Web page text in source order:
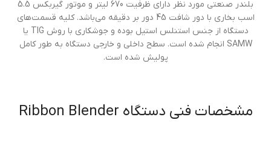
بلندر صنعتی مورد نظر دارای ظرفیت 670 لیتر و موتور گیربکس 5.5
اسب بخاری با دور شافت 45 دور بر دقیقه می‌باشد. کلیه قسمت‌های
دستگاه از جنس استنلس استیل بوده و جوشکاری با روش TIG یا
SAMW انجام شده است. سطح داخلی و خارجی دستگاه به طور کامل
پولیش شده است.
مشخصات فنی دستگاه Ribbon Blender